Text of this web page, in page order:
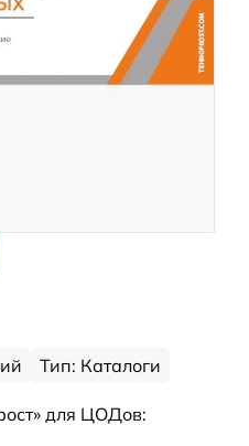
Тип: Каталоги
для ЦОДов: